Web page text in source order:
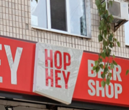
Олександром
працює похоронний